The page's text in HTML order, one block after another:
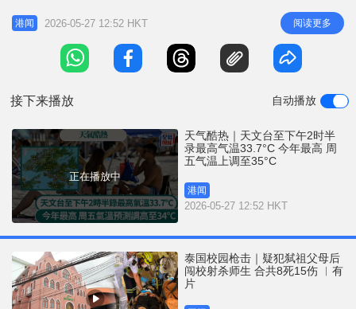
北约50公里，预料向西北偏北移动，时速约18公里，
横过菲律宾以东之西北太平洋并逐渐增强。 天文台
今午更新天气预测，料星期五日间极端酷热，最高气
温或达35度，新界气温更达36、37度，稍后有几阵
港闻 2026-05-27 12:52 HKT 阅读更多
接下来播放 自动播放
正在播放中
天气酷热｜天文台至下午2时半
录最高气温33.7°C 今年最高 周
五气温上调至35°C
港闻
2026-05-27 12:52 HKT
泰国校园枪击｜疑犯弑祖父母后
闯校射杀师生 合共8死15伤 ︱有
片